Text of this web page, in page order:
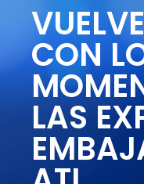
CON
LAS